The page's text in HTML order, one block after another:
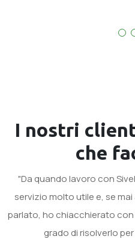
I nostri
che
"Da quando lavoro con
servizio molto utile e, se
parlato, ho chiacchierato
grado di risolverlo